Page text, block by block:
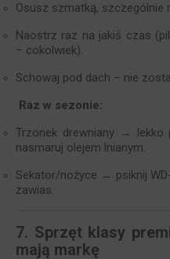
Osusz szmatką, szczególnie
Naostrz raz na jakiś czas
– cokolwiek).
Schowaj pod dach – nie
Raz w sezonie:
Trzonek drewniany → lekko
nasmaruj olejem lnianym.
Sekator/nożyce → psiknij
zawias.
7. Sprzęt klasy
mają markę